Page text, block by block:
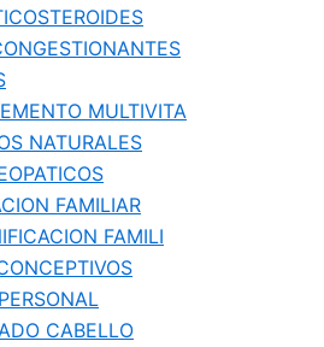
MULTIVITA
NATURALES
FAMILIAR
FAMILI
CABELLO